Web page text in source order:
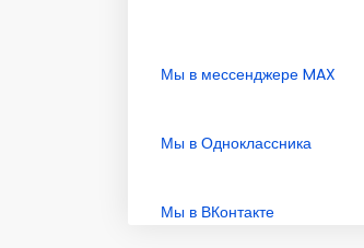
Мы в мессенджере MAX
Мы в Одноклассника
Мы в ВКонтакте